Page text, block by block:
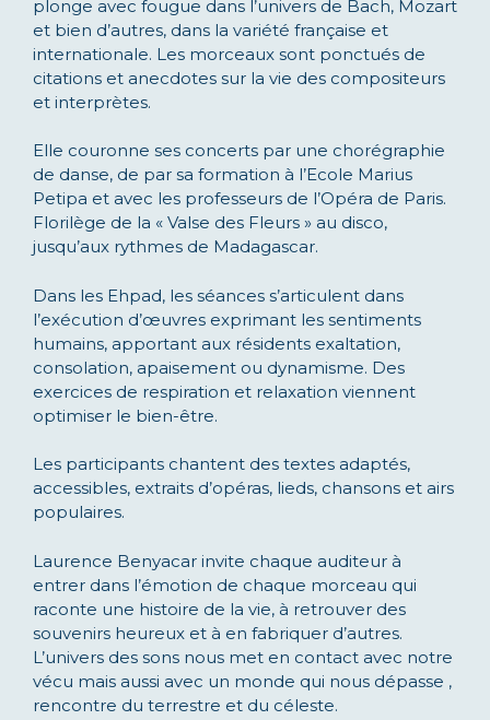
plonge avec fougue dans l’univers de Bach, Mozart
et bien d’autres, dans la variété française et
internationale. Les morceaux sont ponctués de
citations et anecdotes sur la vie des compositeurs
et interprètes.
Elle couronne ses concerts par une chorégraphie
de danse, de par sa formation à l’Ecole Marius
Petipa et avec les professeurs de l’Opéra de Paris.
Florilège de la « Valse des Fleurs » au disco,
jusqu’aux rythmes de Madagascar.
Dans les Ehpad, les séances s’articulent dans
l’exécution d’œuvres exprimant les sentiments
humains, apportant aux résidents exaltation,
consolation, apaisement ou dynamisme. Des
exercices de respiration et relaxation viennent
optimiser le bien-être.
Les participants chantent des textes adaptés,
accessibles, extraits d’opéras, lieds, chansons et airs
populaires.
Laurence Benyacar invite chaque auditeur à
entrer dans l’émotion de chaque morceau qui
raconte une histoire de la vie, à retrouver des
souvenirs heureux et à en fabriquer d’autres.
L’univers des sons nous met en contact avec notre
vécu mais aussi avec un monde qui nous dépasse ,
rencontre du terrestre et du céleste.